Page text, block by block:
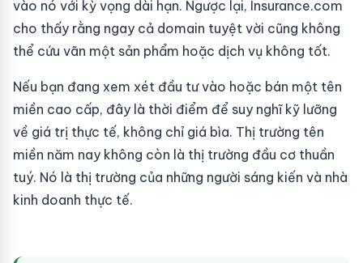
vào nó với kỳ vọng dài hạn. Ngược lại, Insurance.com
cho thấy rằng ngay cả domain tuyệt vời cũng không
thể cứu vãn một sản phẩm hoặc dịch vụ không tốt.
Nếu bạn đang xem xét đầu tư vào hoặc bán một tên
miền cao cấp, đây là thời điểm để suy nghĩ kỹ lưỡng
về giá trị thực tế, không chỉ giá bìa. Thị trường tên
miền năm nay không còn là thị trường đầu cơ thuần
tuý. Nó là thị trường của những người sáng kiến và nhà
kinh doanh thực tế.